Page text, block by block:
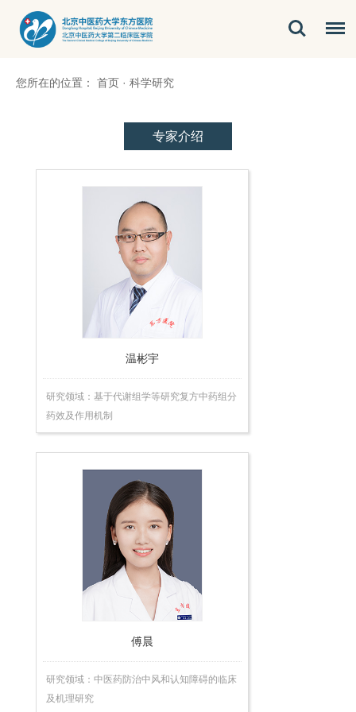
您所在的位置： 首页 · 科学研究
专家介绍
温彬宇
研究领域：基于代谢组学等研究复方中药组分
药效及作用机制
傅晨
研究领域：中医药防治中风和认知障碍的临床
及机理研究